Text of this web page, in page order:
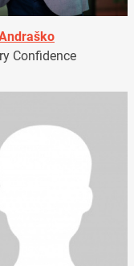
Confidence